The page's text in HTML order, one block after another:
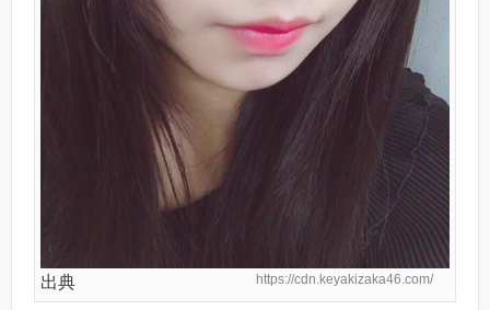
出典 https://cdn.keyakizaka46.com/